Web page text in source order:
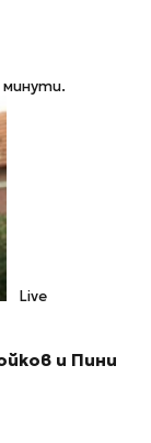
минути.
Live
и Пини